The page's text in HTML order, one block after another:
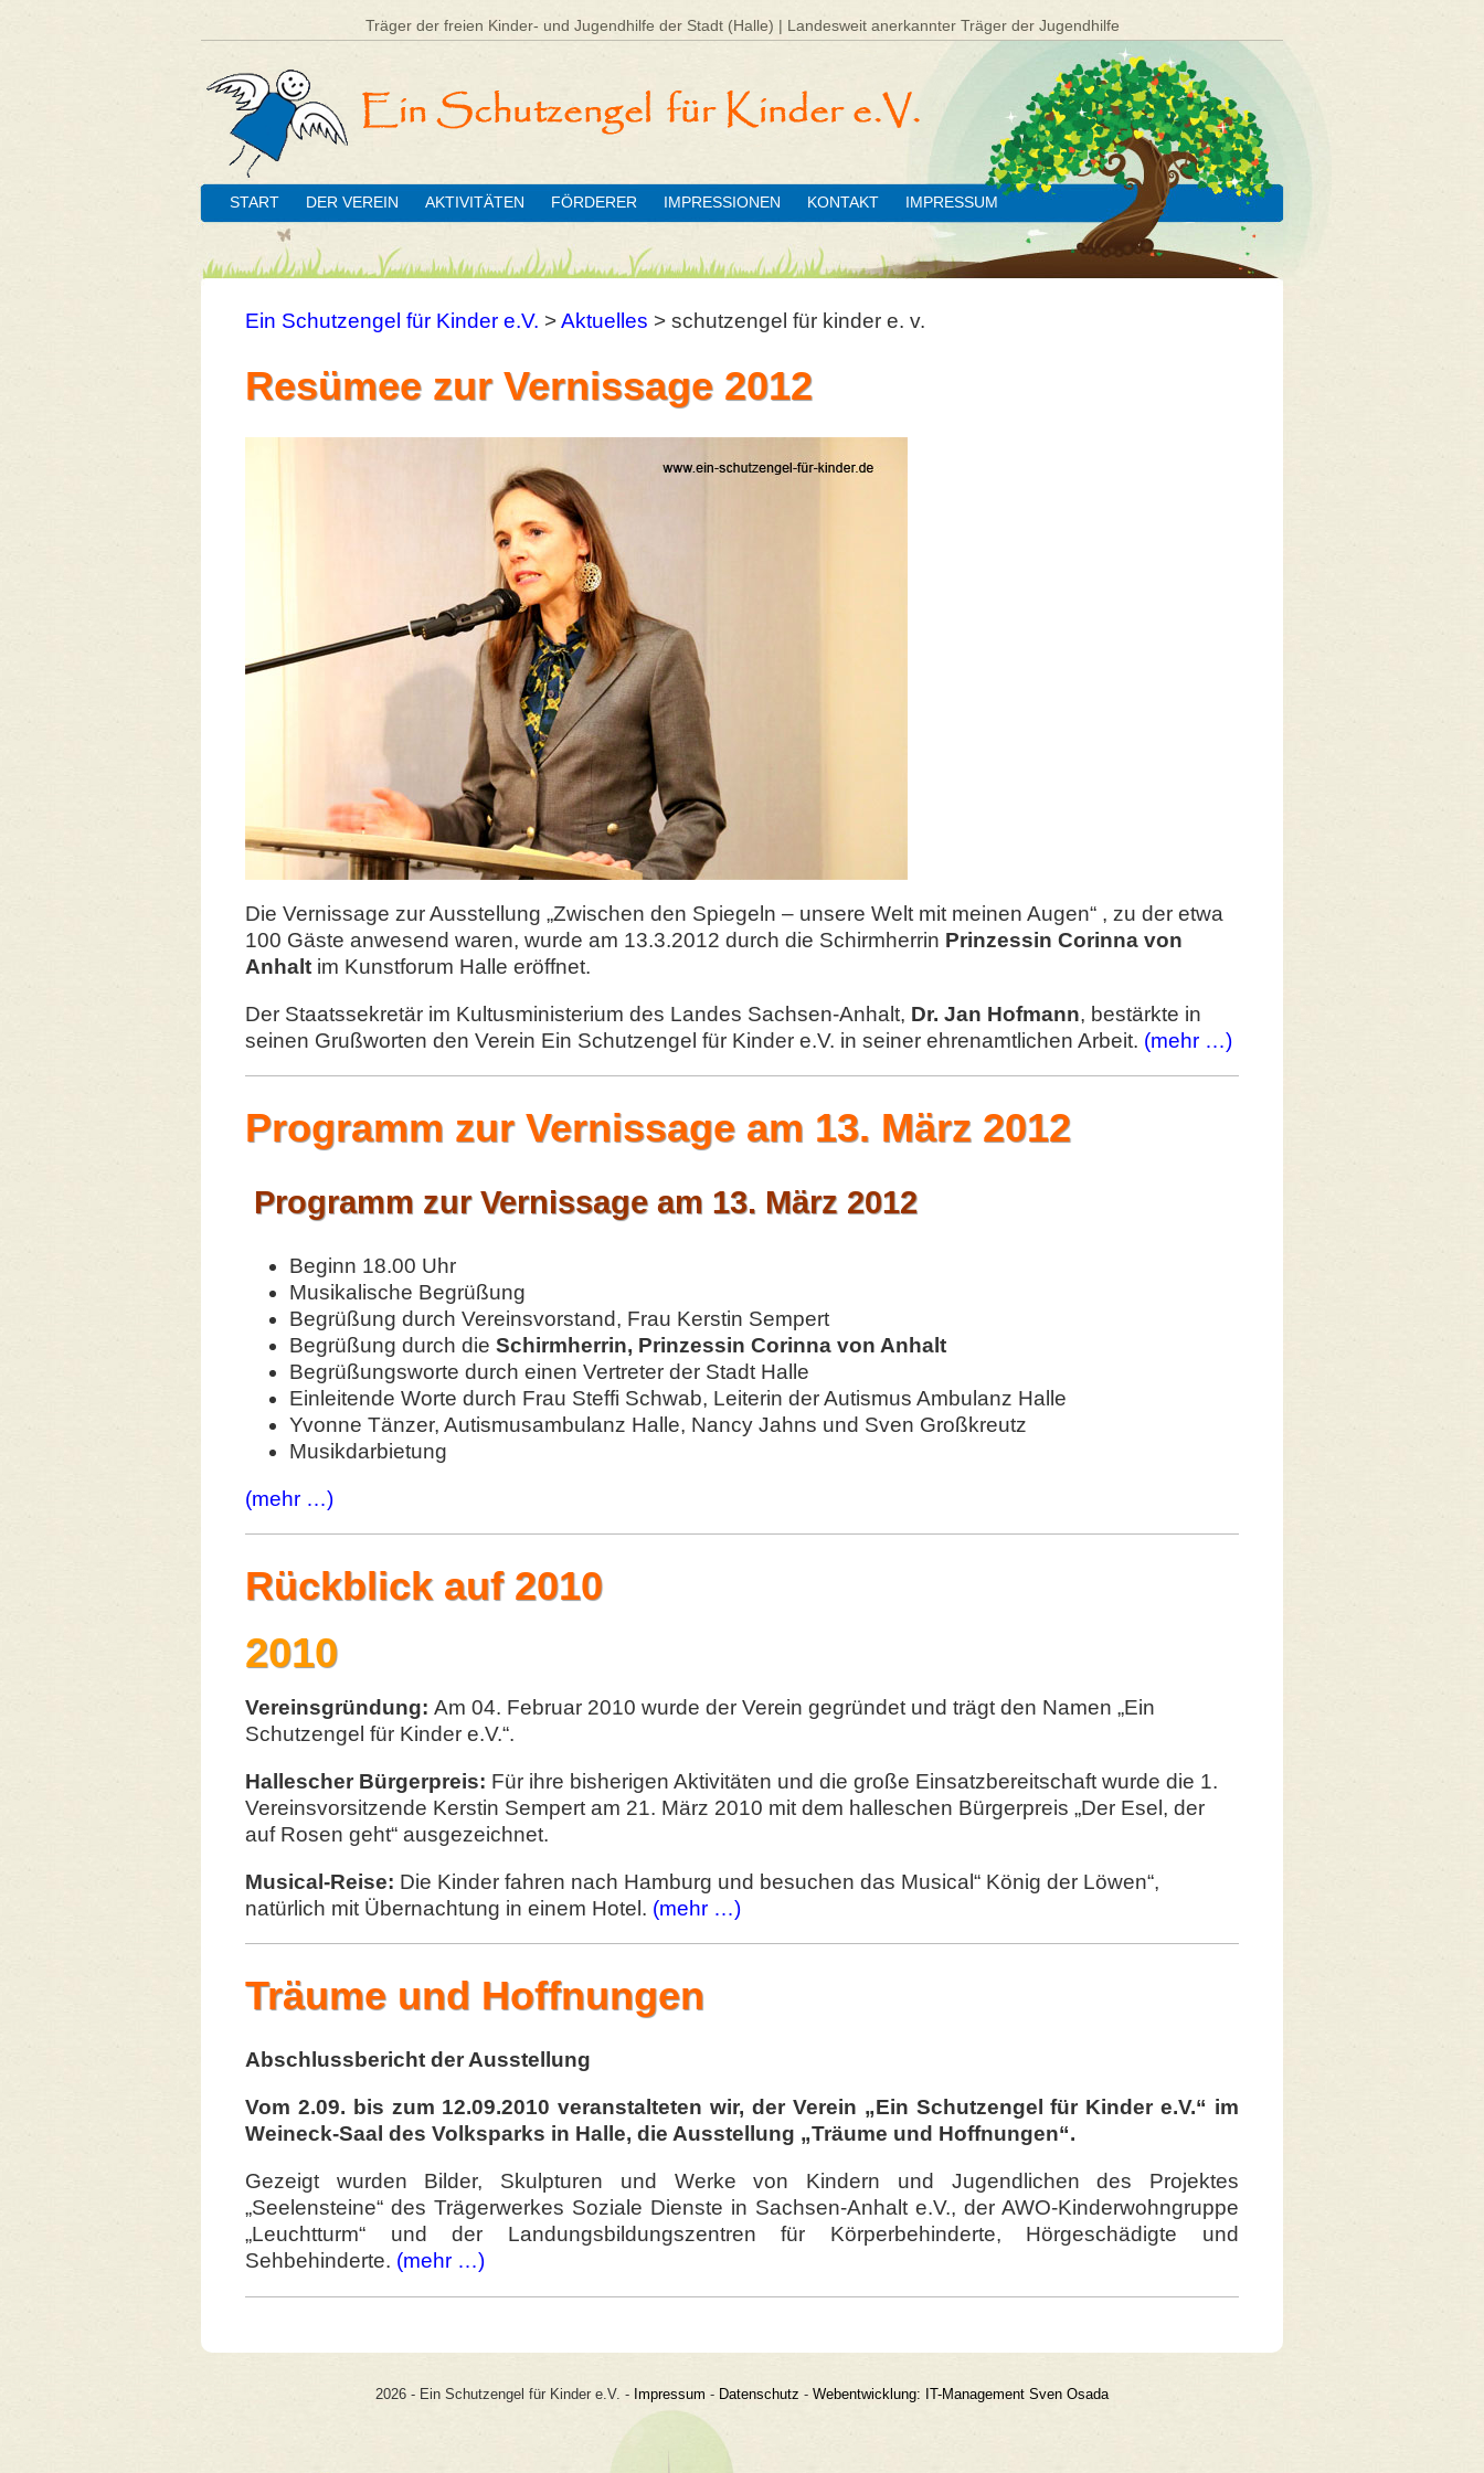
Träger der freien Kinder- und Jugendhilfe der Stadt (Halle) | Landesweit anerkannter Träger der Jugendhilfe
START DER VEREIN AKTIVITÄTEN FÖRDERER IMPRESSIONEN KONTAKT IMPRESSUM
Ein Schutzengel für Kinder e.V. >Aktuelles > schutzengel für kinder e. v.
Resümee zur Vernissage 2012
Die Vernissage zur Ausstellung „Zwischen den Spiegeln – unsere Welt mit meinen Augen“ , zu der etwa
100 Gäste anwesend waren, wurde am 13.3.2012 durch die Schirmherrin Prinzessin Corinna von
Anhalt im Kunstforum Halle eröffnet.
Der Staatssekretär im Kultusministerium des Landes Sachsen-Anhalt, Dr. Jan Hofmann, bestärkte in
seinen Grußworten den Verein Ein Schutzengel für Kinder e.V. in seiner ehrenamtlichen Arbeit. (mehr …)
Programm zur Vernissage am 13. März 2012
Programm zur Vernissage am 13. März 2012
Beginn 18.00 Uhr
Musikalische Begrüßung
Begrüßung durch Vereinsvorstand, Frau Kerstin Sempert
Begrüßung durch die Schirmherrin, Prinzessin Corinna von Anhalt
Begrüßungsworte durch einen Vertreter der Stadt Halle
Einleitende Worte durch Frau Steffi Schwab, Leiterin der Autismus Ambulanz Halle
Yvonne Tänzer, Autismusambulanz Halle, Nancy Jahns und Sven Großkreutz
Musikdarbietung
(mehr …)
Rückblick auf 2010
2010
Vereinsgründung: Am 04. Februar 2010 wurde der Verein gegründet und trägt den Namen „Ein
Schutzengel für Kinder e.V.“.
Hallescher Bürgerpreis: Für ihre bisherigen Aktivitäten und die große Einsatzbereitschaft wurde die 1.
Vereinsvorsitzende Kerstin Sempert am 21. März 2010 mit dem halleschen Bürgerpreis „Der Esel, der
auf Rosen geht“ ausgezeichnet.
Musical-Reise: Die Kinder fahren nach Hamburg und besuchen das Musical“ König der Löwen“,
natürlich mit Übernachtung in einem Hotel. (mehr …)
Träume und Hoffnungen
Abschlussbericht der Ausstellung
Vom 2.09. bis zum 12.09.2010 veranstalteten wir, der Verein „Ein Schutzengel für Kinder e.V.“ im
Weineck-Saal des Volksparks in Halle, die Ausstellung „Träume und Hoffnungen“.
Gezeigt wurden Bilder, Skulpturen und Werke von Kindern und Jugendlichen des Projektes
„Seelensteine“ des Trägerwerkes Soziale Dienste in Sachsen-Anhalt e.V., der AWO-Kinderwohngruppe
„Leuchtturm“ und der Landungsbildungszentren für Körperbehinderte, Hörgeschädigte und
Sehbehinderte. (mehr …)
2026 - Ein Schutzengel für Kinder e.V. - Impressum - Datenschutz - Webentwicklung: IT-Management Sven Osada